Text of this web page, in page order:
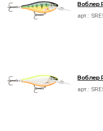
Воблер
арт.:
Воблер
арт.: